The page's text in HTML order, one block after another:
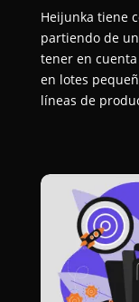
Heijunka tiene
partiendo de
tener en
en lotes
líneas de